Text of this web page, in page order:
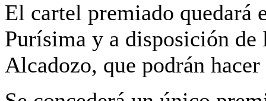
El cartel premiado quedará
Purísima y a disposición de
Alcadozo, que podrán